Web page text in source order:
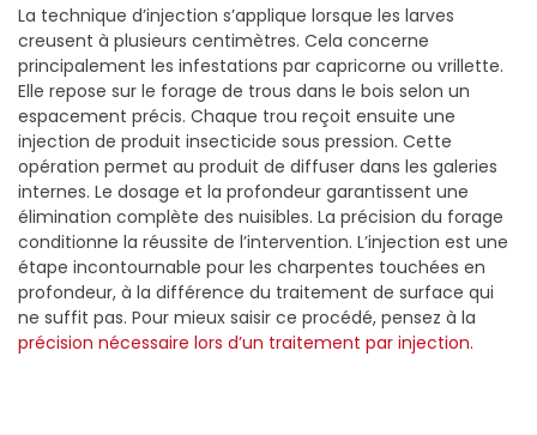
La technique d’injection s’applique lorsque les larves
creusent à plusieurs centimètres. Cela concerne
principalement les infestations par capricorne ou vrillette.
Elle repose sur le forage de trous dans le bois selon un
espacement précis. Chaque trou reçoit ensuite une
injection de produit insecticide sous pression. Cette
opération permet au produit de diffuser dans les galeries
internes. Le dosage et la profondeur garantissent une
élimination complète des nuisibles. La précision du forage
conditionne la réussite de l’intervention. L’injection est une
étape incontournable pour les charpentes touchées en
profondeur, à la différence du traitement de surface qui
ne suffit pas. Pour mieux saisir ce procédé, pensez à la
précision nécessaire lors d’un traitement par injection.